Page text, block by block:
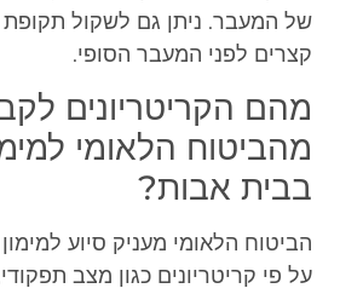
של המעבר. ניתן גם לשקול תקופת
קצרים לפני המעבר הסופי.
מהם הקריטריונים
מהביטוח הלאומי
בבית אבות?
הביטוח הלאומי מעניק סיוע
על פי קריטריונים כגון מצב